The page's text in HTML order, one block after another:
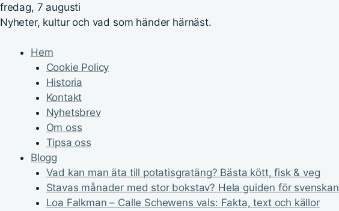
fredag, 7 augusti
Nyheter, kultur och vad som händer härnäst.
Hem
Cookie Policy
Historia
Kontakt
Nyhetsbrev
Om oss
Tipsa oss
Blogg
Vad kan man äta till potatisgratäng? Bästa kött, fisk & veg
Stavas månader med stor bokstav? Hela guiden för svenskan
Loa Falkman – Calle Schewens vals: Fakta, text och källor